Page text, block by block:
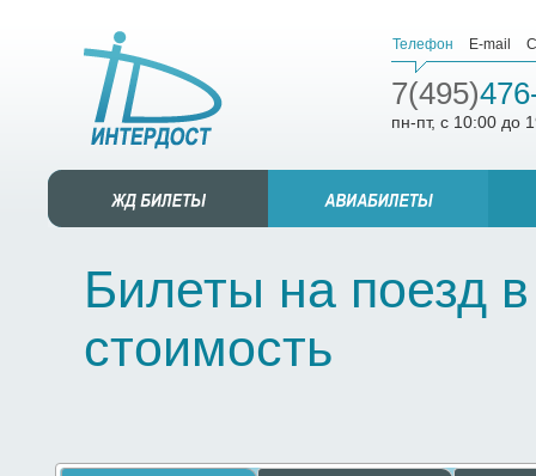
Телефон E-mail
7(495)
пн-пт, с 10:00 до
Билеты на поезд
стоимость